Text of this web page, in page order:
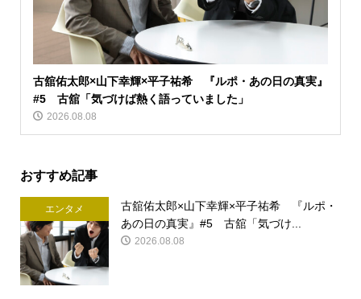
古舘佑太郎×山下幸輝×平子祐希 『ルポ・あの日の真実』
#5 古舘「気づけば熱く語っていました」
2026.08.08
おすすめ記事
エンタメ
古舘佑太郎×山下幸輝×平子祐希 『ルポ・
あの日の真実』#5 古舘「気づけ...
2026.08.08